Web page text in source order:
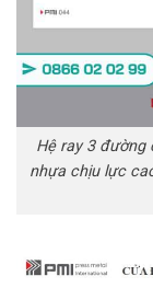
Hệ ray 3 đường
nhựa chịu lực